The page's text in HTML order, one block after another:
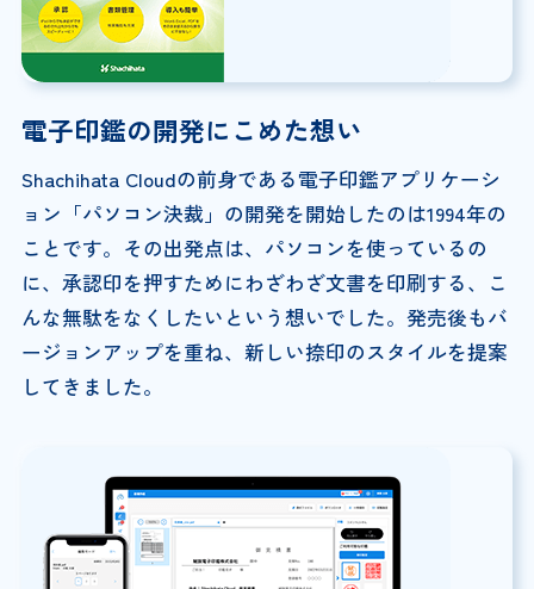
電子印鑑の開発にこめた想い
Shachihata Cloudの前身である電子印鑑アプリケーシ
ョン「パソコン決裁」の開発を開始したのは1994年の
ことです。その出発点は、パソコンを使っているの
に、承認印を押すためにわざわざ文書を印刷する、こ
んな無駄をなくしたいという想いでした。発売後もバ
ージョンアップを重ね、新しい捺印のスタイルを提案
してきました。